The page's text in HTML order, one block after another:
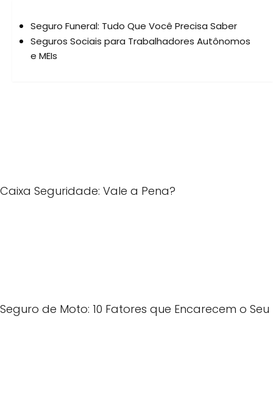
Seguro Funeral: Tudo Que Você Precisa Saber
Seguros Sociais para Trabalhadores Autônomos
e MEIs
Caixa Seguridade: Vale a Pena?
Seguro de Moto: 10 Fatores que Encarecem o Seu